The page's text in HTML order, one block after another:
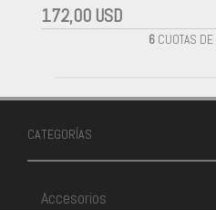
172,00 USD
6CUOTAS DE
CATEGORÍAS
Accesorios